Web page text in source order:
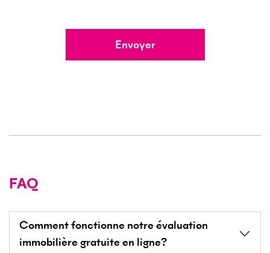
Envoyer
FAQ
Comment fonctionne notre évaluation
immobilière gratuite en ligne?